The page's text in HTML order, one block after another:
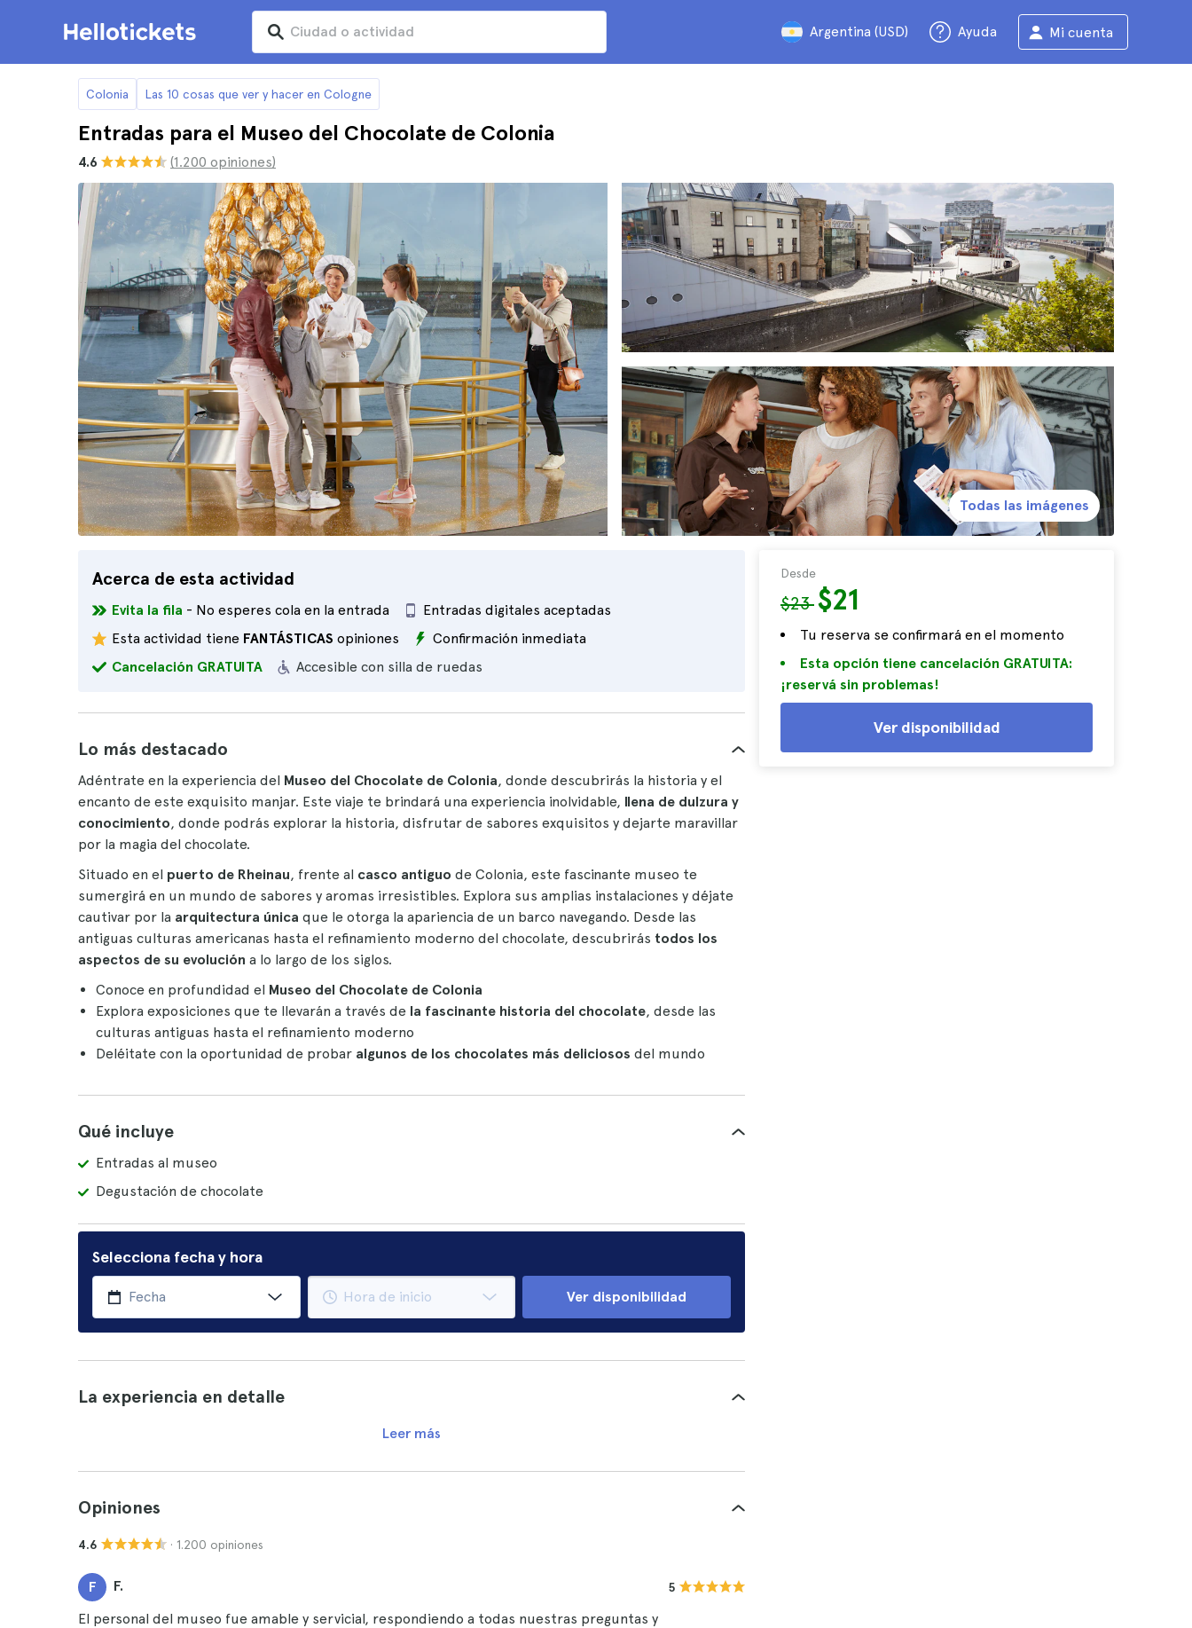
Argentina (USD) Ayuda Mi cuenta
Colonia Las 10 cosas que ver y hacer en Cologne
Entradas para el Museo del Chocolate de Colonia
4.6 (1.200 opiniones)
Acerca de esta actividad
Evita la fila - No esperes cola en la entrada Entradas digitales aceptadas
Accesible con silla de ruedas
Esta actividad tiene FANTÁSTICAS opiniones
Confirmación inmediata
Cancelación GRATUITA
Desde
$23$21
Tu reserva se confirmará en el momento
Esta opción tiene cancelación GRATUITA:
¡reservá sin problemas!
Ver disponibilidad
Todas las imágenes
Lo más destacado
Adéntrate en la experiencia del Museo del Chocolate de Colonia, donde descubrirás la historia y el
encanto de este exquisito manjar. Este viaje te brindará una experiencia inolvidable, llena de dulzura y
conocimiento, donde podrás explorar la historia, disfrutar de sabores exquisitos y dejarte maravillar
por la magia del chocolate.
Situado en el puerto de Rheinau, frente al casco antiguo de Colonia, este fascinante museo te
sumergirá en un mundo de sabores y aromas irresistibles. Explora sus amplias instalaciones y déjate
cautivar por la arquitectura única que le otorga la apariencia de un barco navegando. Desde las
antiguas culturas americanas hasta el refinamiento moderno del chocolate, descubrirás todos los
aspectos de su evolución a lo largo de los siglos.
Conoce en profundidad el Museo del Chocolate de Colonia
Explora exposiciones que te llevarán a través de la fascinante historia del chocolate, desde las
culturas antiguas hasta el refinamiento moderno
Deléitate con la oportunidad de probar algunos de los chocolates más deliciosos del mundo
Qué incluye
Entradas al museo
Degustación de chocolate
Selecciona fecha y hora
Ver disponibilidad
La experiencia en detalle
Leer más
Opiniones
4.6 · 1.200 opiniones
F F. 5
El personal del museo fue amable y servicial, respondiendo a todas nuestras preguntas y